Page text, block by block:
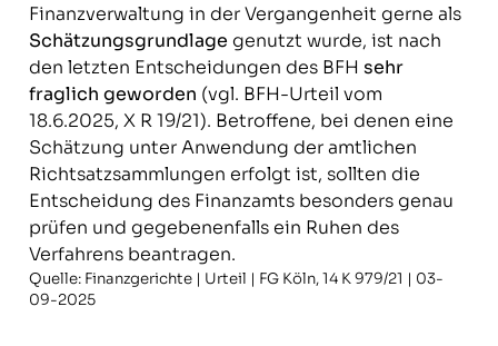
Finanzverwaltung in der Vergangenheit gerne als
Schätzungsgrundlage genutzt wurde, ist nach
den letzten Entscheidungen des BFH sehr
fraglich geworden (vgl. BFH-Urteil vom
18.6.2025, X R 19/21). Betroffene, bei denen eine
Schätzung unter Anwendung der amtlichen
Richtsatzsammlungen erfolgt ist, sollten die
Entscheidung des Finanzamts besonders genau
prüfen und gegebenenfalls ein Ruhen des
Verfahrens beantragen.
Quelle: Finanzgerichte | Urteil | FG Köln, 14 K 979/21 | 03-
09-2025